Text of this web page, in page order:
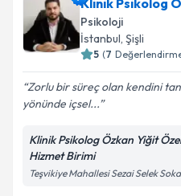
Klinik Psikolog
Psikoloji
İstanbul, Şişli
5 (7
Zorlu bir süreç olan kendini
yönünde içsel...
Klinik Psikolog Özkan Yiğit
Hizmet Birimi
Teşvikiye Mahallesi Sezai Selek